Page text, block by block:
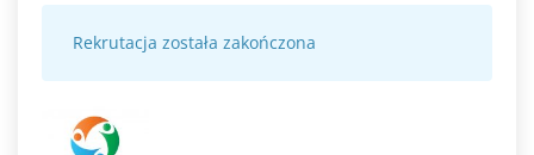
Rekrutacja została zakończona